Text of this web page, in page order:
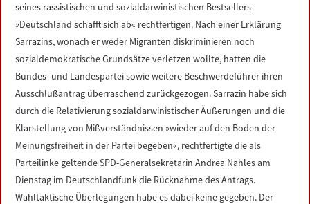
IMPRESSUM
seines rassistischen und sozialdarwinistischen Bestsellers
»Deutschland schafft sich ab« rechtfertigen. Nach einer Erklärung
Sarrazins, wonach er weder Migranten diskriminieren noch
sozialdemokratische Grundsätze verletzen wollte, hatten die
Bundes- und Landespartei sowie weitere Beschwerdeführer ihren
Ausschlußantrag überraschend zurückgezogen. Sarrazin habe sich
durch die Relativierung sozialdarwinistischer Äußerungen und die
Klarstellung von Mißverständnissen »wieder auf den Boden der
Meinungsfreiheit in der Partei begeben«, rechtfertigte die als
Parteilinke geltende SPD-Generalsekretärin Andrea Nahles am
Dienstag im Deutschlandfunk die Rücknahme des Antrags.
Wahltaktische Überlegungen habe es dabei keine gegeben. Der